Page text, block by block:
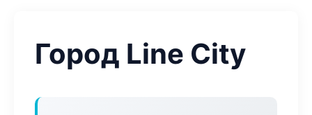
Город Line City